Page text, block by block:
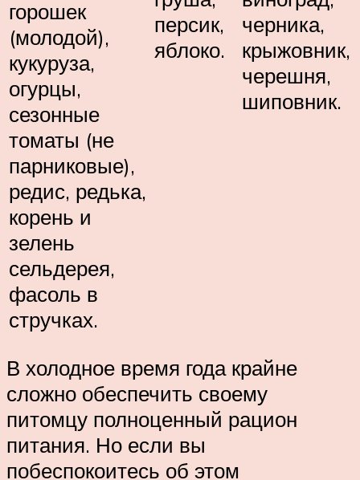
горошек
(молодой),
кукуруза,
огурцы,
сезонные
томаты (не
парниковые),
редис, редька,
корень и
зелень
сельдерея,
фасоль в
стручках.
персик,
яблоко.
черника,
крыжовник,
черешня,
шиповник.
В холодное время года крайне
сложно обеспечить своему
питомцу полноценный рацион
питания. Но если вы
побеспокоитесь об этом